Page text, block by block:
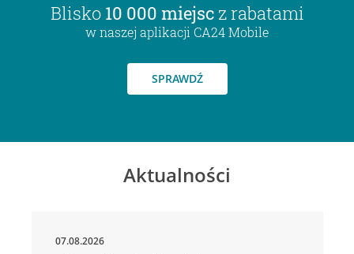
Blisko 10 000 miejsc z rabatami
w naszej aplikacji CA24 Mobile
SPRAWDŹ
Aktualności
07.08.2026